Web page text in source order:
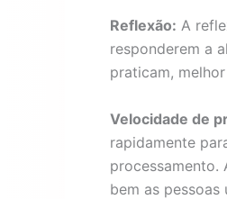
Reflexão: A
responderem a
praticam,
Velocidade de
rapidamente
processamento.
bem as